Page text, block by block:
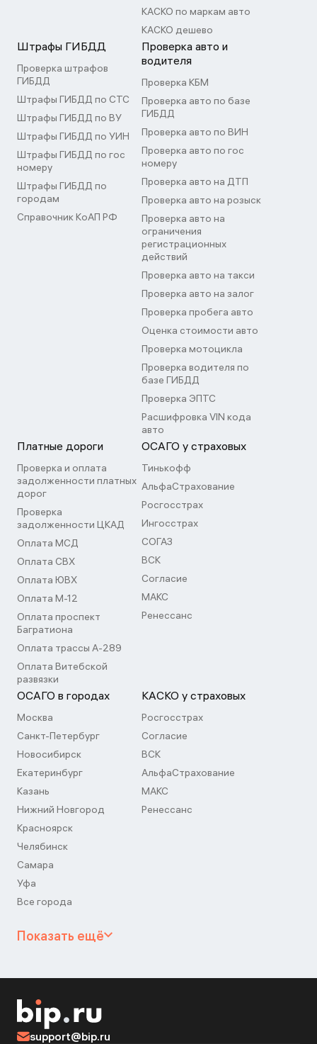
КАСКО по маркам авто
КАСКО дешево
Штрафы ГИБДД
Проверка штрафов
ГИБДД
Штрафы ГИБДД по СТС
Штрафы ГИБДД по ВУ
Штрафы ГИБДД по УИН
Штрафы ГИБДД по гос
номеру
Штрафы ГИБДД по
городам
Справочник КоАП РФ
Проверка авто и
водителя
Проверка КБМ
Проверка авто по базе
ГИБДД
Проверка авто по ВИН
Проверка авто по гос
номеру
Проверка авто на ДТП
Проверка авто на розыск
Проверка авто на
ограничения
регистрационных
действий
Проверка авто на такси
Проверка авто на залог
Проверка пробега авто
Оценка стоимости авто
Проверка мотоцикла
Проверка водителя по
базе ГИБДД
Проверка ЭПТС
Расшифровка VIN кода
авто
Платные дороги
Проверка и оплата
задолженности платных
дорог
Проверка
задолженности ЦКАД
Оплата МСД
Оплата СВХ
Оплата ЮВХ
Оплата М-12
Оплата проспект
Багратиона
Оплата трассы А-289
Оплата Витебской
развязки
ОСАГО у страховых
Тинькофф
АльфаСтрахование
Росгосстрах
Ингосстрах
СОГАЗ
ВСК
Согласие
МАКС
Ренессанс
ОСАГО в городах
Москва
Санкт-Петербург
Новосибирск
Екатеринбург
Казань
Нижний Новгород
Красноярск
Челябинск
Самара
Уфа
Все города
КАСКО у страховых
Росгосстрах
Согласие
ВСК
АльфаСтрахование
МАКС
Ренессанс
Показать ещё
support@bip.ru